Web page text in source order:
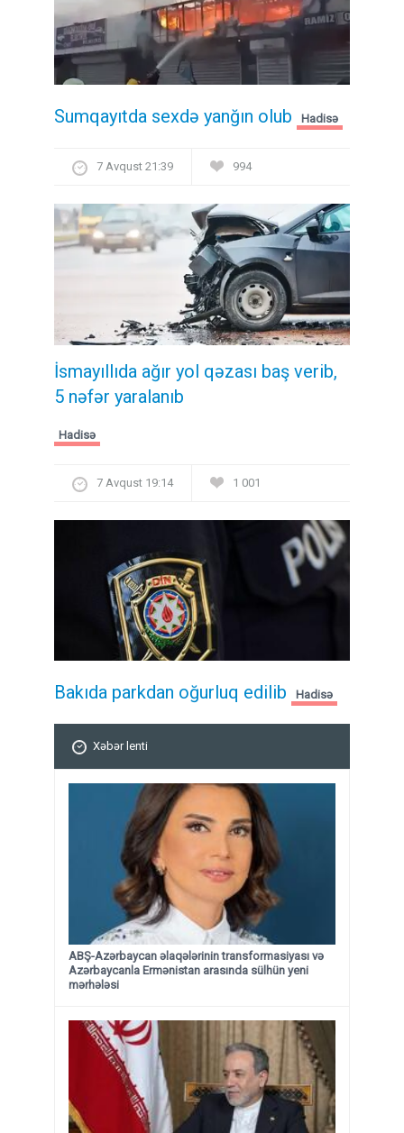
Sumqayıtda sexdə yanğın olub Hadisə
7 Avqust 21:39 994
İsmayıllıda ağır yol qəzası baş verib,
5 nəfər yaralanıb
Hadisə
7 Avqust 19:14 1 001
Bakıda parkdan oğurluq edilib Hadisə
Xəbər lenti
ABŞ-Azərbaycan əlaqələrinin transformasiyası və
Azərbaycanla Ermənistan arasında sülhün yeni
mərhələsi